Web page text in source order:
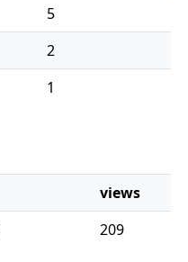
5
2
1
views
209